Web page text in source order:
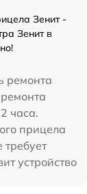
Зенит -
Зенит в
ремонта
часа.
прицела
устройство